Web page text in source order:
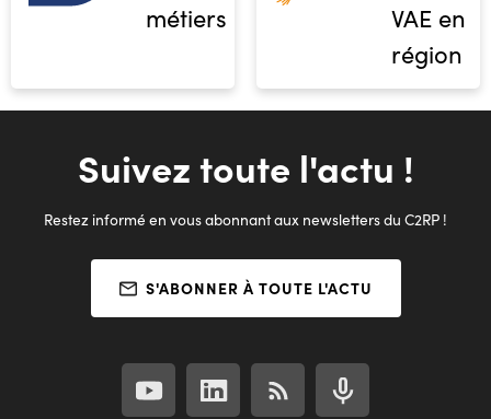
métiers
VAE en
région
Suivez toute l'actu !
Restez informé en vous abonnant aux newsletters du C2RP !
S'ABONNER À TOUTE L'ACTU